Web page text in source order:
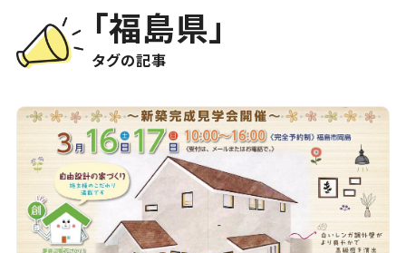
「福島県」
タグの記事